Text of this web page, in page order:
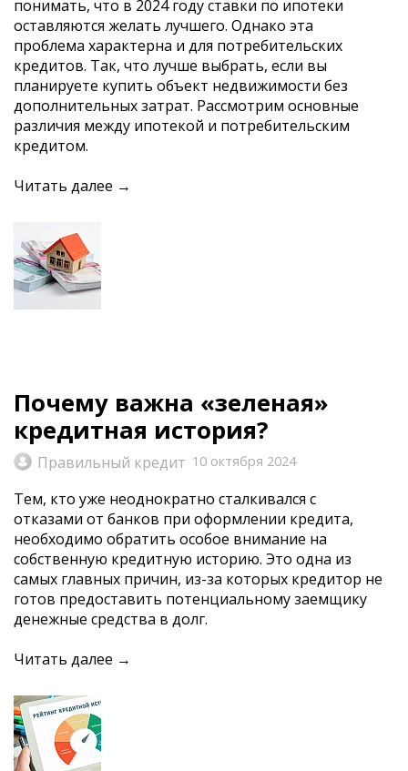
понимать, что в 2024 году ставки по ипотеки
оставляются желать лучшего. Однако эта
проблема характерна и для потребительских
кредитов. Так, что лучше выбрать, если вы
планируете купить объект недвижимости без
дополнительных затрат. Рассмотрим основные
различия между ипотекой и потребительским
кредитом.
Читать далее →
Почему важна «зеленая»
кредитная история?
Правильный кредит 10 октября 2024
Тем, кто уже неоднократно сталкивался с
отказами от банков при оформлении кредита,
необходимо обратить особое внимание на
собственную кредитную историю. Это одна из
самых главных причин, из-за которых кредитор не
готов предоставить потенциальному заемщику
денежные средства в долг.
Читать далее →